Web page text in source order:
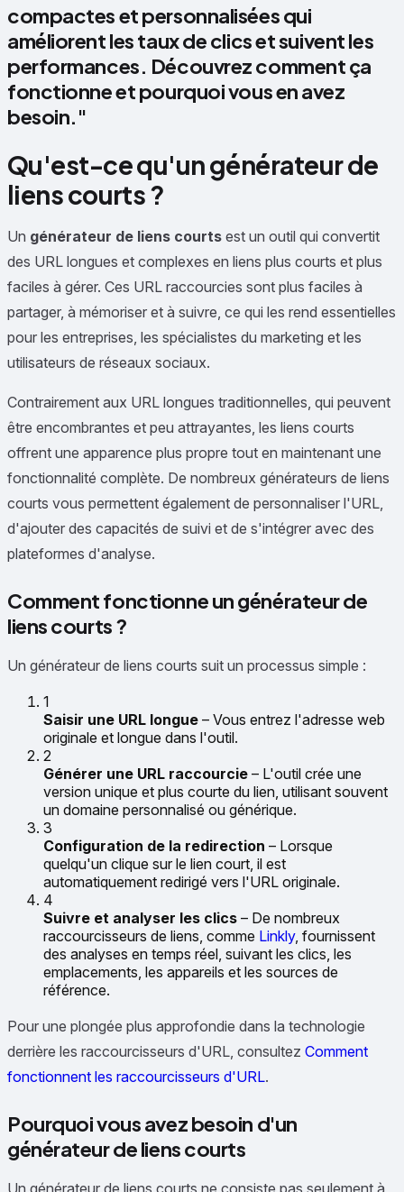
compactes et personnalisées qui
améliorent les taux de clics et suivent les
performances. Découvrez comment ça
fonctionne et pourquoi vous en avez
besoin."
Qu'est-ce qu'un générateur de
liens courts ?
Un générateur de liens courts est un outil qui convertit
des URL longues et complexes en liens plus courts et plus
faciles à gérer. Ces URL raccourcies sont plus faciles à
partager, à mémoriser et à suivre, ce qui les rend essentielles
pour les entreprises, les spécialistes du marketing et les
utilisateurs de réseaux sociaux.
Contrairement aux URL longues traditionnelles, qui peuvent
être encombrantes et peu attrayantes, les liens courts
offrent une apparence plus propre tout en maintenant une
fonctionnalité complète. De nombreux générateurs de liens
courts vous permettent également de personnaliser l'URL,
d'ajouter des capacités de suivi et de s'intégrer avec des
plateformes d'analyse.
Comment fonctionne un générateur de
liens courts ?
Un générateur de liens courts suit un processus simple :
1
Saisir une URL longue – Vous entrez l'adresse web
originale et longue dans l'outil.
2
Générer une URL raccourcie – L'outil crée une
version unique et plus courte du lien, utilisant souvent
un domaine personnalisé ou générique.
3
Configuration de la redirection – Lorsque
quelqu'un clique sur le lien court, il est
automatiquement redirigé vers l'URL originale.
4
Suivre et analyser les clics – De nombreux
raccourcisseurs de liens, comme Linkly, fournissent
des analyses en temps réel, suivant les clics, les
emplacements, les appareils et les sources de
référence.
Pour une plongée plus approfondie dans la technologie
derrière les raccourcisseurs d'URL, consultez Comment
fonctionnent les raccourcisseurs d'URL.
Pourquoi vous avez besoin d'un
générateur de liens courts
Un générateur de liens courts ne consiste pas seulement à